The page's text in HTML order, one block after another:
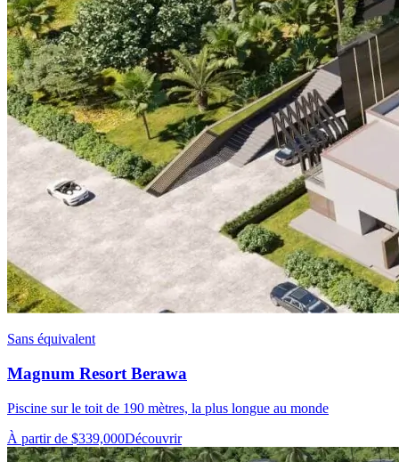
Sans équivalent
Magnum Resort Berawa
Piscine sur le toit de 190 mètres, la plus longue au monde
À partir de $339,000Découvrir